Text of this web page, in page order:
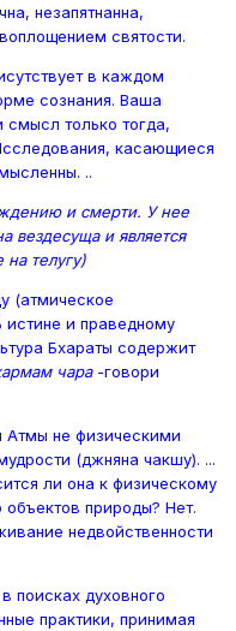
незапятнанна,
святости.
в каждом
сознания. Ваша
смысл только тогда,
касающиеся
..
и смерти. У нее
вездесуща и является
телугу)
(атмическое
и праведному
Бхараты содержит
чара -говори
Атмы не физическими
(джняна чакшу). ...
ли она к физическому
природы? Нет.
недвойственности
поисках духовного
практики, принимая